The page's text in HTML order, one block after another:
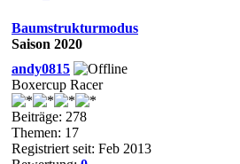
Baumstrukturmodus
Saison 2020
andy0815
Boxercup Racer
Beiträge: 278
Themen: 17
Registriert seit: Feb 2013